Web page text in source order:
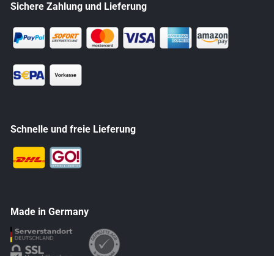
Sichere Zahlung und Lieferung
Schnelle und freie Lieferung
Made in Germany